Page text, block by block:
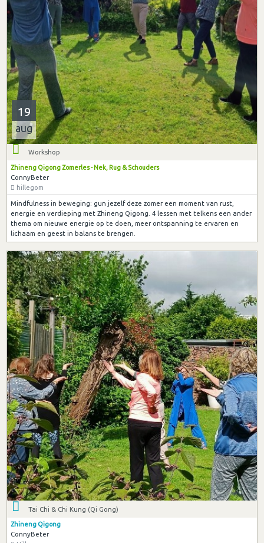
19
aug
Workshop
Zhineng Qigong Zomerles - Nek, Rug & Schouders
ConnyBeter
hillegom
Mindfulness in beweging: gun jezelf deze zomer een moment van rust,
energie en verdieping met Zhineng Qigong. 4 lessen met telkens een ander
thema om nieuwe energie op te doen, meer ontspanning te ervaren en
lichaam en geest in balans te brengen.
Tai Chi & Chi Kung (Qi Gong)
Zhineng Qigong
ConnyBeter